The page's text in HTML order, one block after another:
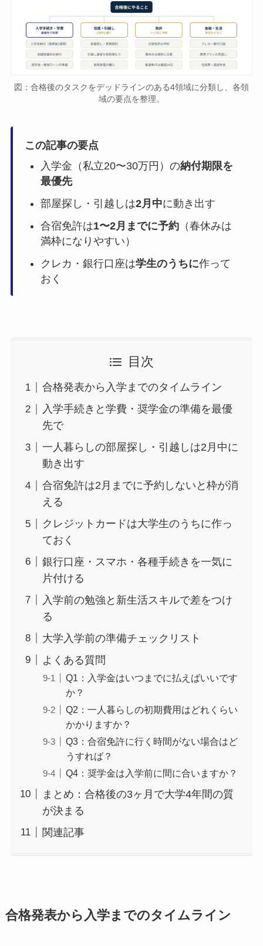
図：合格後のタスクをデッドラインのある4領域に分類し、各領
域の要点を整理。
この記事の要点
入学金（私立20〜30万円）の納付期限を
最優先
部屋探し・引越しは2月中に動き出す
合宿免許は1〜2月までに予約（春休みは
満枠になりやすい）
クレカ・銀行口座は学生のうちに作って
おく
目次
合格発表から入学までのタイムライン
入学手続きと学費・奨学金の準備を最優
先で
一人暮らしの部屋探し・引越しは2月中に
動き出す
合宿免許は2月までに予約しないと枠が消
える
クレジットカードは大学生のうちに作っ
ておく
銀行口座・スマホ・各種手続きを一気に
片付ける
入学前の勉強と新生活スキルで差をつけ
る
大学入学前の準備チェックリスト
よくある質問
Q1：入学金はいつまでに払えばいいです
か？
Q2：一人暮らしの初期費用はどれくらい
かかりますか？
Q3：合宿免許に行く時間がない場合はど
うすれば？
Q4：奨学金は入学前に間に合いますか？
まとめ：合格後の3ヶ月で大学4年間の質
が決まる
関連記事
合格発表から入学までのタイムライン